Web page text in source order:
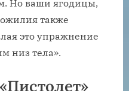
Но ваши ягодицы,
также
это упражнение
низ тела».